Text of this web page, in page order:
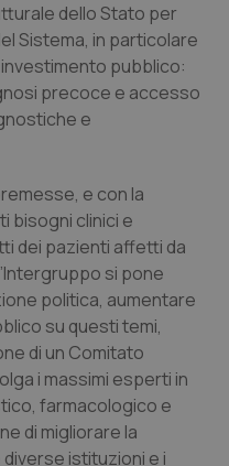
dello Stato per
Sistema, in particolare
pubblico:
precoce e accesso
e
e con la
bisogni clinici e
dei pazienti affetti da
si pone
politica, aumentare
su questi temi,
di un Comitato
i massimi esperti in
farmacologico e
di migliorare la
istituzioni e i